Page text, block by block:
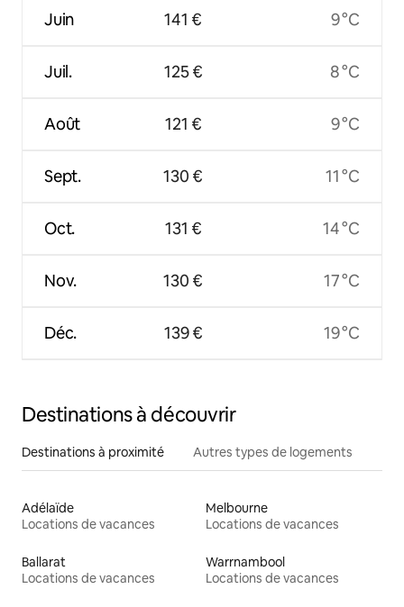
Juin
Juil.
Août
Sept.
Oct.
Nov.
Déc.
141 €
125 €
121 €
130 €
131 €
130 €
139 €
9 °C
8 °C
9 °C
11 °C
14 °C
17 °C
19 °C
Destinations à découvrir
Destinations à proximité Autres types de logements
Adélaïde
Locations de vacances
Melbourne
Locations de vacances
Ballarat
Locations de vacances
Warrnambool
Locations de vacances